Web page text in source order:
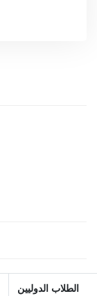
الطلاب الدوليين